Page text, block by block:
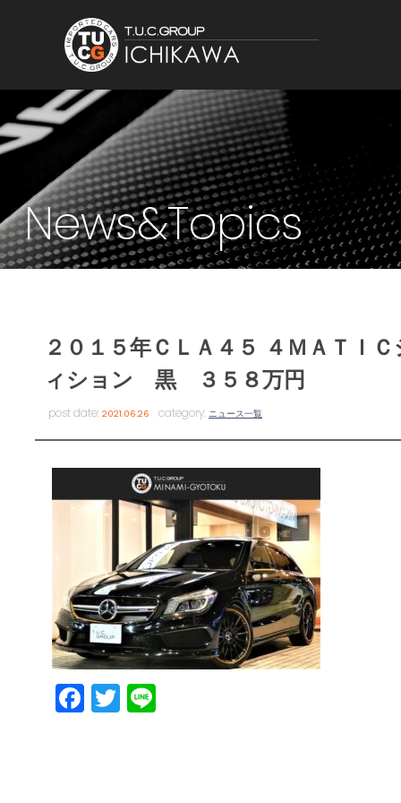
News&Topics
２０１５年ＣＬＡ４５ ４ＭＡＴＩ
ィション 黒 ３５８万円
post date:2021.06.26 category: ニュース一覧
Facebook
Twitter